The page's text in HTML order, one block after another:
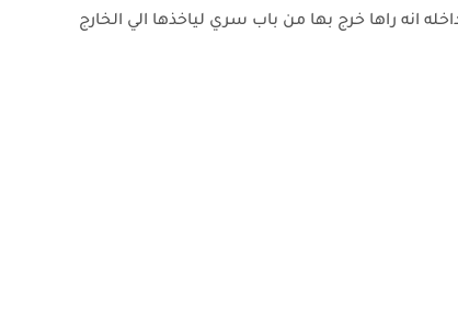
انه راها خرج بها من باب سري لياخذها الي الخارج